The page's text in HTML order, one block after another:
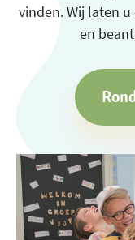
vinden. Wij laten
en